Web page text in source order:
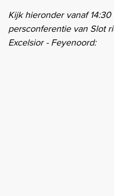
Kijk hieronder vanaf
persconferentie van Slot
Excelsior - Feyenoord: